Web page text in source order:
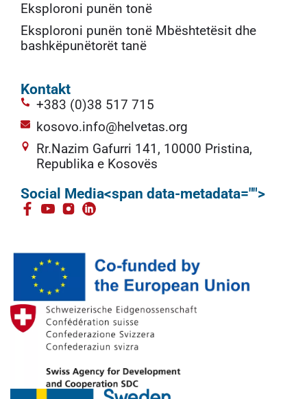
Eksploroni punën tonë
Eksploroni punën tonë Mbështetësit dhe
bashkëpunëtorët tanë
Kontakt
+383 (0)38 517 715
kosovo.info@helvetas.org
Rr.Nazim Gafurri 141, 10000 Pristina,
Republika e Kosovës
Social Media<span data-metadata="">